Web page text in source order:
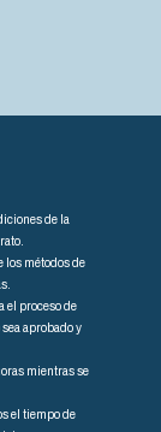
de la
los métodos de
el proceso de
aprobado y
mientras se
el tiempo de